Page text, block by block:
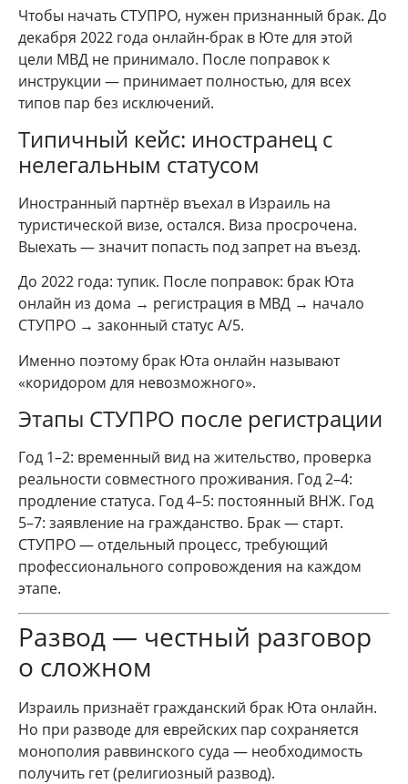
Чтобы начать СТУПРО, нужен признанный брак. До
декабря 2022 года онлайн-брак в Юте для этой
цели МВД не принимало. После поправок к
инструкции — принимает полностью, для всех
типов пар без исключений.
Типичный кейс: иностранец с
нелегальным статусом
Иностранный партнёр въехал в Израиль на
туристической визе, остался. Виза просрочена.
Выехать — значит попасть под запрет на въезд.
До 2022 года: тупик. После поправок: брак Юта
онлайн из дома → регистрация в МВД → начало
СТУПРО → законный статус А/5.
Именно поэтому брак Юта онлайн называют
«коридором для невозможного».
Этапы СТУПРО после регистрации
Год 1–2: временный вид на жительство, проверка
реальности совместного проживания. Год 2–4:
продление статуса. Год 4–5: постоянный ВНЖ. Год
5–7: заявление на гражданство. Брак — старт.
СТУПРО — отдельный процесс, требующий
профессионального сопровождения на каждом
этапе.
Развод — честный разговор
о сложном
Израиль признаёт гражданский брак Юта онлайн.
Но при разводе для еврейских пар сохраняется
монополия раввинского суда — необходимость
получить гет (религиозный развод).